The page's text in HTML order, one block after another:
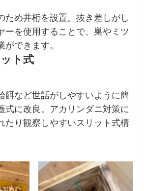
ため井桁を設置。抜き差しがし
ーを使用することで、巣やミツ
ができます。
ト式
餌など世話がしやすいように簡
式に改良。アカリンダニ対策に
たり観察しやすいスリット式構